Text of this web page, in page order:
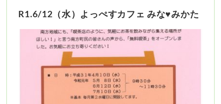
R1.6/12（水）よっぺすカフェ みな♥みかた